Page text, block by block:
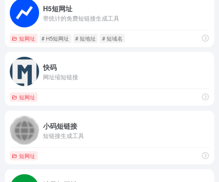
H5短网址
带统计的免费短链接生成工具
短网址 # H5短网址 # 短地址 # 短域名
快码
网址缩短链接
短网址
小码短链接
短链接生成工具
短网址